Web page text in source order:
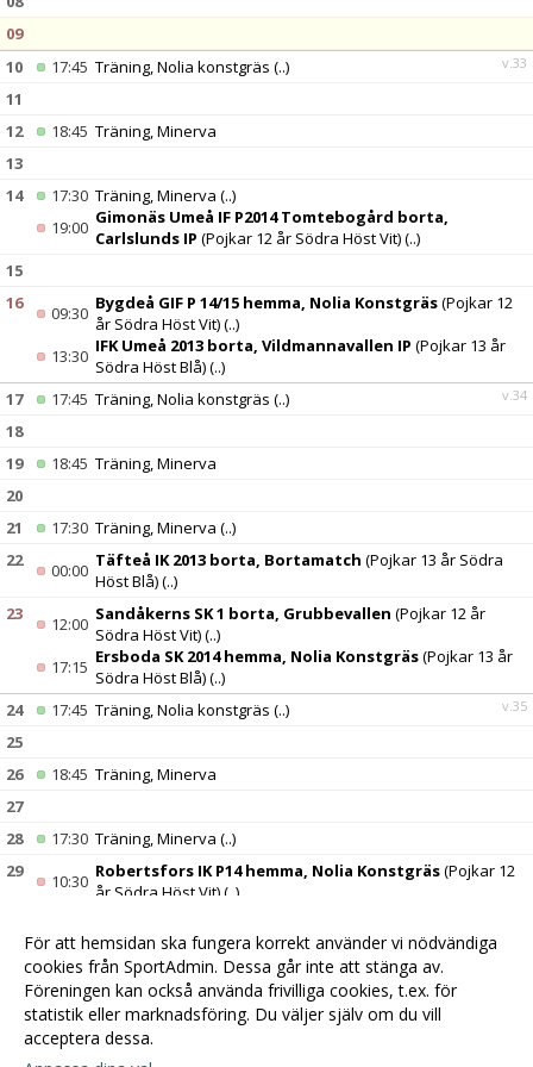
09
v.33
10 17:45 Träning, Nolia konstgräs (..)
11
12
18:45 Träning, Minerva
13
14
17:30 Träning, Minerva (..)
19:00 Gimonäs Umeå IF P2014 Tomtebogård borta,
Carlslunds IP (Pojkar 12 år Södra Höst Vit)(..)
15
16
09:30 Bygdeå GIF P 14/15 hemma, Nolia Konstgräs(Pojkar 12
år Södra Höst Vit)(..)
13:30 IFK Umeå 2013 borta, Vildmannavallen IP (Pojkar 13 år
Södra Höst Blå)(..)
v.34
17 17:45 Träning, Nolia konstgräs (..)
18
19
18:45 Träning, Minerva
20
21
17:30 Träning, Minerva (..)
22
00:00 Täfteå IK 2013 borta, Bortamatch (Pojkar 13 år Södra
Höst Blå)(..)
23
12:00 Sandåkerns SK 1 borta, Grubbevallen (Pojkar 12 år
Södra Höst Vit)(..)
17:15 Ersboda SK 2014 hemma, Nolia Konstgräs(Pojkar 13 år
Södra Höst Blå)(..)
v.35
24 17:45 Träning, Nolia konstgräs (..)
25
26
18:45 Träning, Minerva
27
28
17:30 Träning, Minerva (..)
29
10:30 Robertsfors IK P14 hemma, Nolia Konstgräs(Pojkar 12
år Södra Höst Vit)(..)
12:309 mot 9 Liten(Pojkar 13 år Södra Höst Blå) (..)
17:45Träning, Nolia konstgräs (..)
För att hemsidan ska fungera korrekt använder vi nödvändiga
cookies från SportAdmin. Dessa går inte att stänga av.
Föreningen kan också använda frivilliga cookies, t.ex. för
statistik eller marknadsföring. Du väljer själv om du vill
acceptera dessa.